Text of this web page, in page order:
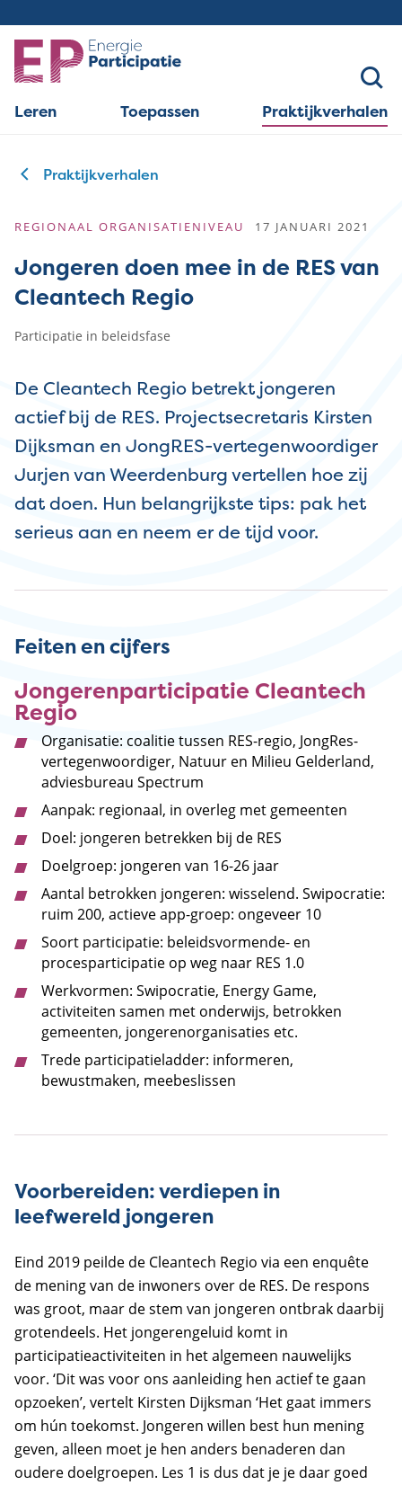
en
naar
de
inhoud
Leren Toepassen Praktijkverhalen
Praktijkverhalen
REGIONAAL ORGANISATIENIVEAU 17 JANUARI 2021
Jongeren doen mee in de RES van
Cleantech Regio
Participatie in beleidsfase
De Cleantech Regio betrekt jongeren
actief bij de RES. Projectsecretaris Kirsten
Dijksman en JongRES-vertegenwoordiger
Jurjen van Weerdenburg vertellen hoe zij
dat doen. Hun belangrijkste tips: pak het
serieus aan en neem er de tijd voor.
Feiten en cijfers
Jongerenparticipatie Cleantech
Regio
Organisatie: coalitie tussen RES-regio, JongRes-
vertegenwoordiger, Natuur en Milieu Gelderland,
adviesbureau Spectrum
Aanpak: regionaal, in overleg met gemeenten
Doel: jongeren betrekken bij de RES
Doelgroep: jongeren van 16-26 jaar
Aantal betrokken jongeren: wisselend. Swipocratie:
ruim 200, actieve app-groep: ongeveer 10
Soort participatie: beleidsvormende- en
procesparticipatie op weg naar RES 1.0
Werkvormen: Swipocratie, Energy Game,
activiteiten samen met onderwijs, betrokken
gemeenten, jongerenorganisaties etc.
Trede participatieladder: informeren,
bewustmaken, meebeslissen
Voorbereiden: verdiepen in
leefwereld jongeren
Eind 2019 peilde de Cleantech Regio via een enquête
de mening van de inwoners over de RES. De respons
was groot, maar de stem van jongeren ontbrak daarbij
grotendeels. Het jongerengeluid komt in
participatieactiviteiten in het algemeen nauwelijks
voor. ‘Dit was voor ons aanleiding hen actief te gaan
opzoeken’, vertelt Kirsten Dijksman ‘Het gaat immers
om hún toekomst. Jongeren willen best hun mening
geven, alleen moet je hen anders benaderen dan
oudere doelgroepen. Les 1 is dus dat je je daar goed